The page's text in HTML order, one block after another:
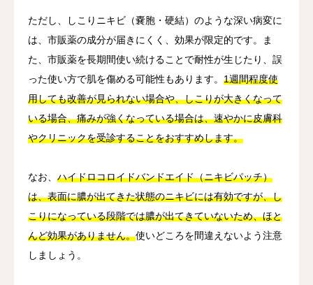
ただし、しこりニキビ（嚢胞・硬結）のような深い病変に
は、市販薬の成分が届きにくく、効果が限定的です。ま
た、市販薬を長期間使い続けることで耐性が生じたり、誤
った使い方で肌を傷める可能性もあります。 1週間程度使
用しても改善が見られない場合や、しこりが大きくなって
いる場合、痛みが強くなっている場合は、速やかに皮膚科
やクリニックを受診することをおすすめします。
なお、 ハイドロコロイドバンドエイド（ニキビパッチ）
は、表面に膿が出てきた状態のニキビには有効ですが、し
こりになっている段階では膿が出てきていないため、ほと
んど効果がありません。使いどころを間違えないよう注意
しましょう。